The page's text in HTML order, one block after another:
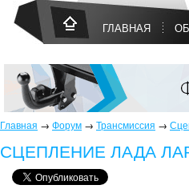
ГЛАВНАЯ
Главная → Форум → Трансмиссия →
СЦЕПЛЕНИЕ ЛАДА